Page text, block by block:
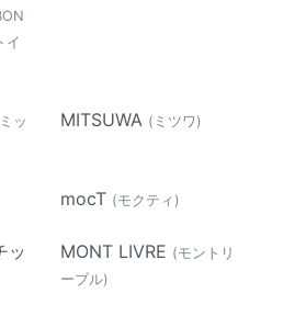
イ
ッ
MITSUWA (ミツワ)
mocT (モクティ)
ッ
MONT LIVRE (モントリ
ーブル)